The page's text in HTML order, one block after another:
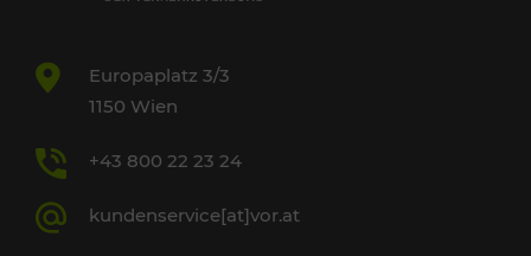
Europaplatz 3/3
1150 Wien
+43 800 22 23 24
kundenservice[at]vor.at